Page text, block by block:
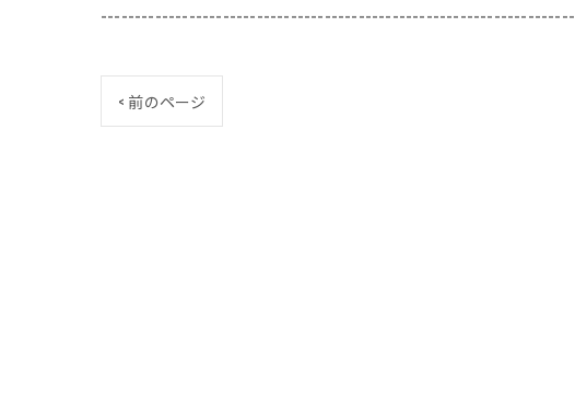
----------------------------------------------------------------------
< 前のページ